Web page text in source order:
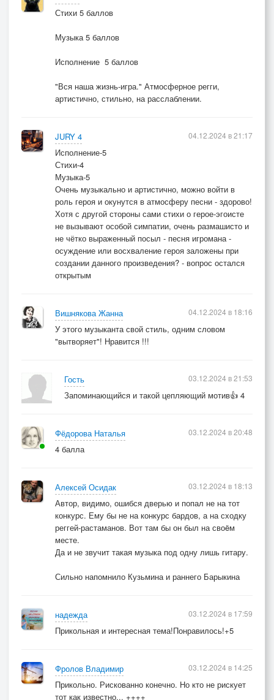
Стихи 5 баллов
Музыка 5 баллов
Исполнение 5 баллов
"Вся наша жизнь-игра." Атмосферное регги,
артистично, стильно, на расслаблении.
JURY 4
Исполнение-5
Стихи-4
Музыка-5
Очень музыкально и артистично, можно войти в
роль героя и окунутся в атмосферу песни - здорово!
Хотя с другой стороны сами стихи о герое-эгоисте
не вызывают особой симпатии, очень размашисто и
не чётко выраженный посыл - песня игромана -
осуждение или восхваление героя заложены при
создании данного произведения? - вопрос остался
открытым
04.12.2024 в 21:17
Вишнякова Жанна
У этого музыканта свой стиль, одним словом
"вытворяет"! Нравится !!!
04.12.2024 в 18:16
Гость
Запоминающийся и такой цепляющий мотив👍 4
03.12.2024 в 21:53
Фёдорова Наталья
4 балла
03.12.2024 в 20:48
Алексей Осидак
Автор, видимо, ошибся дверью и попал не на тот
конкурс. Ему бы не на конкурс бардов, а на сходку
реггей-растаманов. Вот там бы он был на своëм
месте.
Да и не звучит такая музыка под одну лишь гитару.
Сильно напомнило Кузьмина и раннего Барыкина
03.12.2024 в 18:13
надежда
Прикольная и интересная тема!Понравилось!+5
03.12.2024 в 17:59
Фролов Владимир
Прикольно. Рискованно конечно. Но кто не рискует
тот как известно... ++++
03.12.2024 в 14:25